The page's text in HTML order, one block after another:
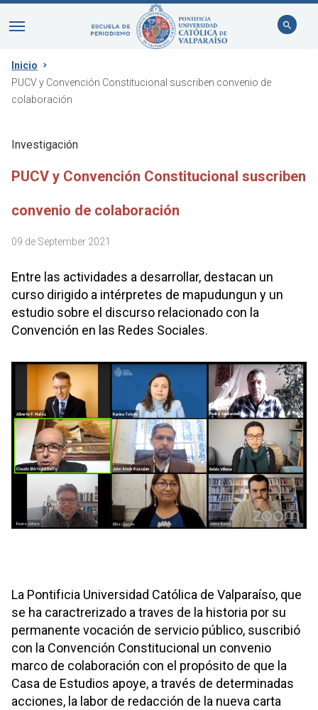
Inicio
PUCV y Convención Constitucional suscriben convenio de
colaboración
Investigación
PUCV y Convención Constitucional suscriben
convenio de colaboración
09 de September 2021
Entre las actividades a desarrollar, destacan un
curso dirigido a intérpretes de mapudungun y un
estudio sobre el discurso relacionado con la
Convención en las Redes Sociales.
La Pontificia Universidad Católica de Valparaíso, que
se ha caractrerizado a traves de la historia por su
permanente vocación de servicio público, suscribió
con la Convención Constitucional un convenio
marco de colaboración con el propósito de que la
Casa de Estudios apoye, a través de determinadas
acciones, la labor de redacción de la nueva carta